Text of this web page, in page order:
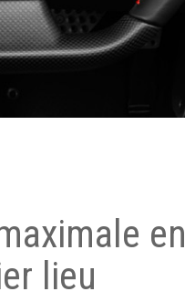
en
lieu